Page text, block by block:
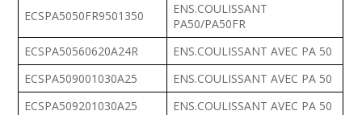
ECSPA5050FR9501350
ENS.COULISSANT
PA50/PA50FR
ECSPA50560620A24R
ENS.COULISSANT AVEC PA 50
ECSPA509001030A25
ENS.COULISSANT AVEC PA 50
ECSPA509201030A25
ENS.COULISSANT AVEC PA 50